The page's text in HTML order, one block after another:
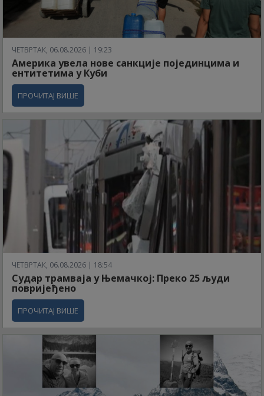
ЧЕТВРТАК, 06.08.2026 | 19:23
Америка увела нове санкције појединцима и
ентитетима у Куби
ПРОЧИТАЈ ВИШЕ
ЧЕТВРТАК, 06.08.2026 | 18:54
Судар трамваја у Њемачкој: Преко 25 људи
повријеђено
ПРОЧИТАЈ ВИШЕ